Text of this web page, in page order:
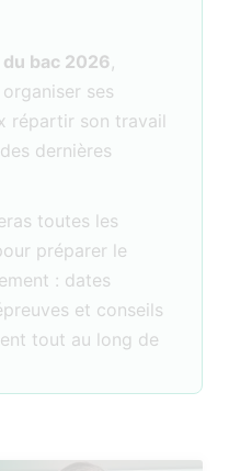
bac 2026,
ses
répartir son travail
dernières
toutes les
préparer le
: dates
et conseils
tout au long de